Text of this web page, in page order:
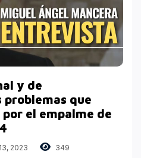
y de
que
el empalme de
2023 349